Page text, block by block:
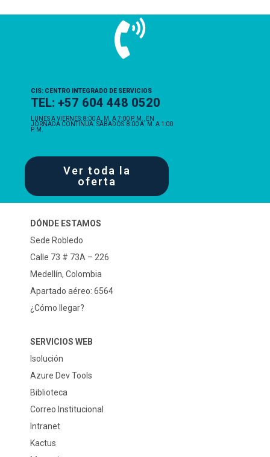
CIS: CENTRO INTEGRADO DE SERVICIOS
TEL: +57 604 448 0520
LUNES A VIERNES: 8:00 A. M. A 7:00 P. M., EN
JORNADA CONTINUA. SÁBADOS: 8:00 A. M. A 1:00
P. M.
Ver toda la
oferta
DÓNDE ESTAMOS
Sede Robledo
Calle 73 # 73A – 226
Medellín, Colombia
Apartado aéreo: 6564
¿Cómo llegar?
SERVICIOS WEB
Isolución
Azure Dev Tools
Biblioteca
Correo Institucional
Intranet
Kactus